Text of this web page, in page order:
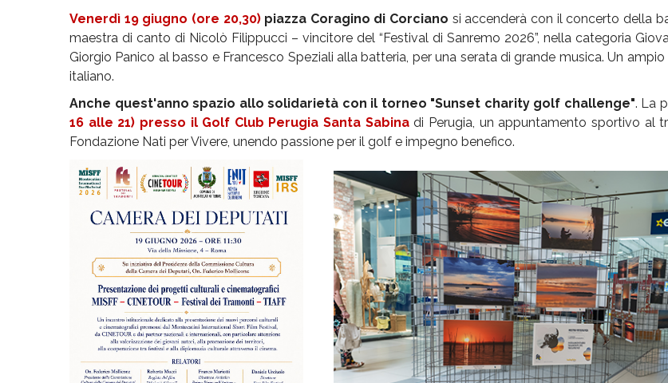
Venerdì 19 giugno (ore 20,30) piazza Coragino di Corciano si accenderà con il concerto della
maestra di canto di Nicolò Filippucci – vincitore del “Festival di Sanremo 2026”, nella categoria
Giorgio Panico al basso e Francesco Speziali alla batteria, per una serata di grande musica. Un
italiano.
Anche quest'anno spazio allo solidarietà con il torneo "Sunset charity golf challenge". La
16 alle 21) presso il Golf Club Perugia Santa Sabinadi Perugia, un appuntamento sportivo al
Fondazione Nati per Vivere, unendo passione per il golf e impegno benefico.